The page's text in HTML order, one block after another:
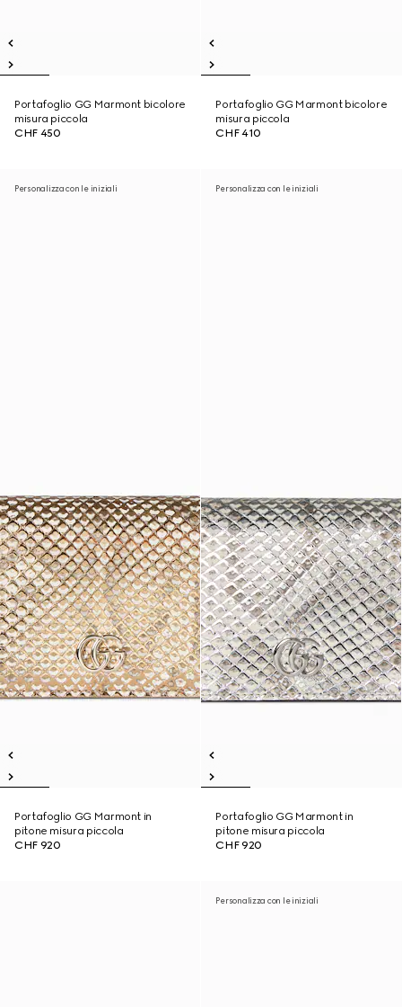
Portafoglio GG Marmont bicolore
misura piccola
CHF 450
Portafoglio GG Marmont bicolore
misura piccola
CHF 410
Personalizza con le iniziali
Portafoglio GG Marmont in
pitone misura piccola
CHF 920
Personalizza con le iniziali
Portafoglio GG Marmont in
pitone misura piccola
CHF 920
Personalizza con le iniziali